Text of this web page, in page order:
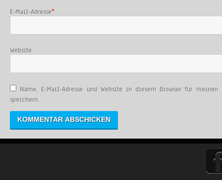
E-Mail-Adresse*
Website
Name, E-Mail-Adresse und Website in diesem Browser für meinen
speichern.